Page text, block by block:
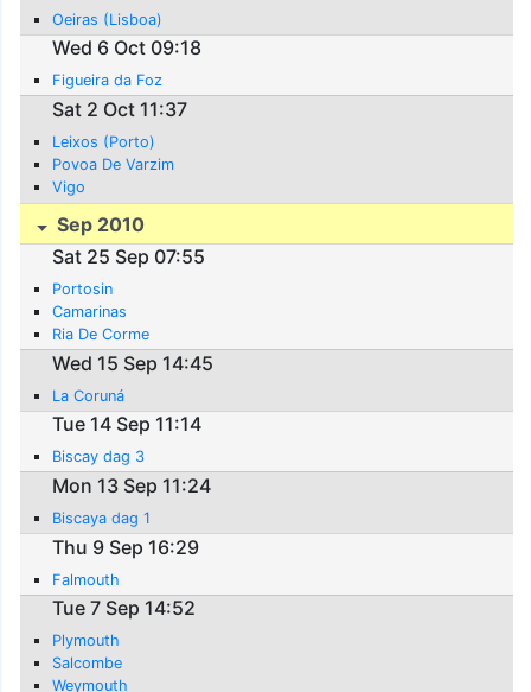
Oeiras (Lisboa)
Wed 6 Oct 09:18
Figueira da Foz
Sat 2 Oct 11:37
Leixos (Porto)
Povoa De Varzim
Vigo
Sep 2010
Sat 25 Sep 07:55
Portosin
Camarinas
Ria De Corme
Wed 15 Sep 14:45
La Coruná
Tue 14 Sep 11:14
Biscay dag 3
Mon 13 Sep 11:24
Biscaya dag 1
Thu 9 Sep 16:29
Falmouth
Tue 7 Sep 14:52
Plymouth
Salcombe
Weymouth